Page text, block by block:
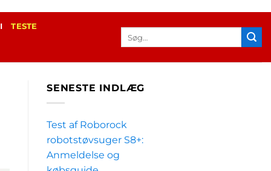
TESTE
efter:
SENESTE INDLÆG
Test af Roborock
robotstøvsuger S8+:
Anmeldelse og